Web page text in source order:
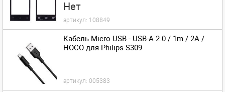
Нет
артикул: 108849
Кабель Micro USB - USB-A 2.0 / 1m / 2A /
HOCO для Philips S309
артикул: 005383